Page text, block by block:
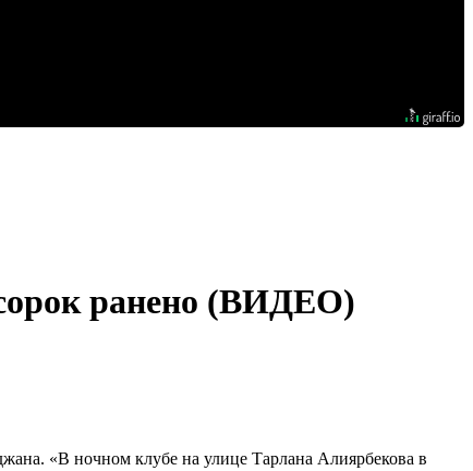
ранено (ВИДЕО)
«В ночном клубе на улице Тарлана Алиярбекова в